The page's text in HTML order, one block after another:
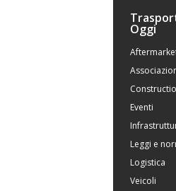
Oggi
Eventi
Leggi e
Logistica
Veicoli